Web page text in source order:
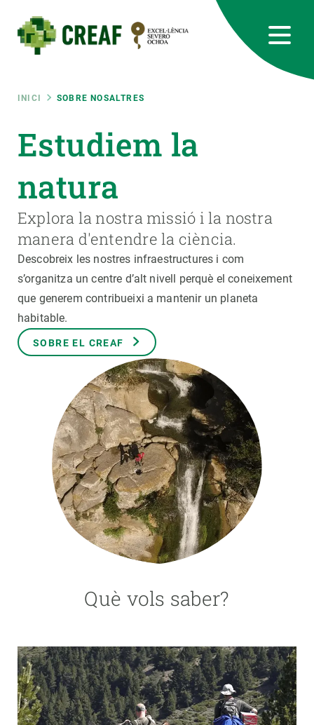
contingut
Fil
d'ariadna
INICI SOBRE NOSALTRES
Estudiem la
natura
Explora la nostra missió i la nostra
manera d'entendre la ciència.
Descobreix les nostres infraestructures i com
s’organitza un centre d’alt nivell perquè el coneixement
que generem contribueixi a mantenir un planeta
habitable.
SOBRE EL CREAF
Què vols saber?
RRSS
Featured
responsive
INTRANET
Responsive
menu
SOBRE NOSALTRES
RECERCA
CIÈNCIA EN ACCIÓ
UNEIX-TE A NOSALTRES
PARTICIPA
NOTÍCIES I AGENDA